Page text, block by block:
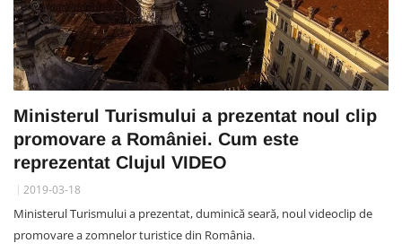
Ministerul Turismului a prezentat noul clip
promovare a României. Cum este
reprezentat Clujul VIDEO
2019-03-18
Ministerul Turismului a prezentat, duminică seară, noul videoclip de
promovare a zomnelor turistice din România.